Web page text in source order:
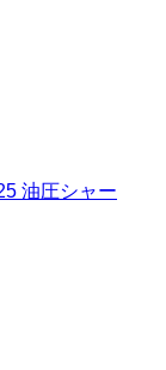
油圧シャー